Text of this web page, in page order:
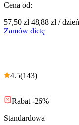
Cena od:
57,50 zł 48,88 zł/dzień
Zamów dietę
4.5(143)
Rabat -26%
Standardowa